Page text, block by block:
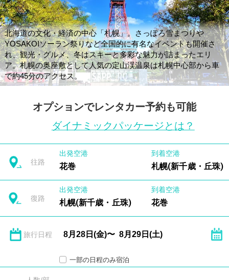
北海道の文化・経済の中心「札幌」。さっぽろ雪まつりや
YOSAKOIソーラン祭りなど全国的に有名なイベントも開催さ
れ、観光・グルメ、冬はスキーと多彩な魅力が詰まったエリ
ア。札幌の奥座敷として人気の定山渓温泉は札幌中心部から車
で約45分のアクセス。
オプションでレンタカー予約も可能
ダイナミックパッケージとは？
往路
出発空港
花巻
到着空港
札幌(新千歳・丘珠)
復路
出発空港
札幌(新千歳・丘珠)
到着空港
花巻
旅行日程
一部の日程のみ宿泊